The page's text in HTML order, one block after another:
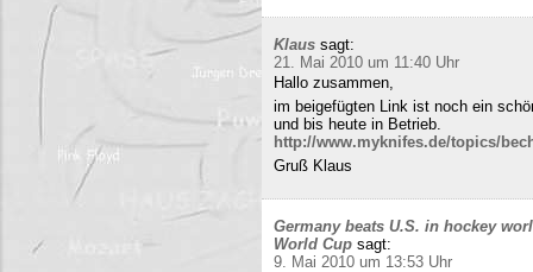
Klaus sagt:
21. Mai 2010 um 11:40 Uhr
Hallo zusammen,
im beigefügten Link ist noch ein
und bis heute in Betrieb.
http://www.myknifes.de/topics/
Gruß Klaus
Germany beats U.S. in hockey
World Cup sagt:
9. Mai 2010 um 13:53 Uhr